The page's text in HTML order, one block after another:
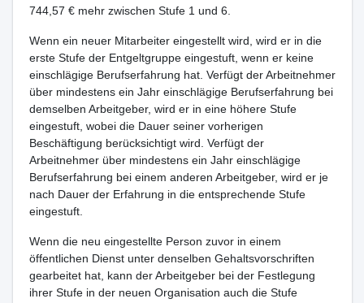
744,57 € mehr zwischen Stufe 1 und 6.
Wenn ein neuer Mitarbeiter eingestellt wird, wird er in die
erste Stufe der Entgeltgruppe eingestuft, wenn er keine
einschlägige Berufserfahrung hat. Verfügt der Arbeitnehmer
über mindestens ein Jahr einschlägige Berufserfahrung bei
demselben Arbeitgeber, wird er in eine höhere Stufe
eingestuft, wobei die Dauer seiner vorherigen
Beschäftigung berücksichtigt wird. Verfügt der
Arbeitnehmer über mindestens ein Jahr einschlägige
Berufserfahrung bei einem anderen Arbeitgeber, wird er je
nach Dauer der Erfahrung in die entsprechende Stufe
eingestuft.
Wenn die neu eingestellte Person zuvor in einem
öffentlichen Dienst unter denselben Gehaltsvorschriften
gearbeitet hat, kann der Arbeitgeber bei der Festlegung
ihrer Stufe in der neuen Organisation auch die Stufe